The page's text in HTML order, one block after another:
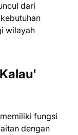
dari
wilayah
fungsi
dengan